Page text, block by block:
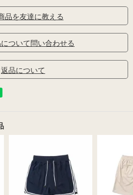
品を友達に教える
ついて問い合わせる
返品について